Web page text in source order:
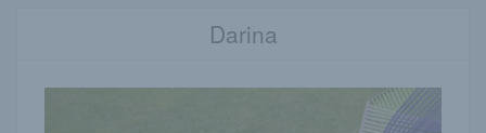
Darina